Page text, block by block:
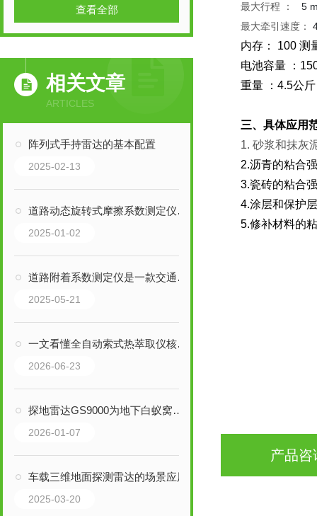
查看全部
相关文章
ARTICLES
阵列式手持雷达的基本配置
2025-02-13
道路动态旋转式摩擦系数测定仪的系统组成
2025-01-02
道路附着系数测定仪是一款交通事故现场勘察专业设备
2025-05-21
一文看懂全自动索式热萃取仪核心优势
2026-06-23
探地雷达GS9000为地下白蚁窝拍下的“高清写真”
2026-01-07
车载三维地面探测雷达的场景应用
2025-03-20
最大行程 ： 5
最大牵引速度：
内存： 100 测
电池容量 ：
重量 ：4.5公斤
三、具体应用
1. 砂浆和抹灰
2.沥青的粘合
3.瓷砖的粘合
4.涂层和保护
5.修补材料的
产品咨